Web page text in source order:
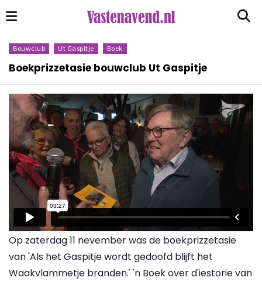
Bouwclub Ut Gaspitje Boek
Boekprizzetasie bouwclub Ut Gaspitje
Op zaterdag 11 nevember was de boekprizzetasie
van 'Als het Gaspitje wordt gedoofd blijft het
Waakvlammetje branden.' 'n Boek over d'iestorie van